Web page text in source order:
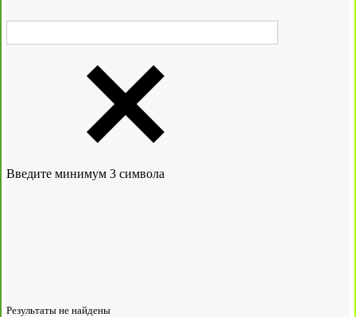
Введите минимум 3 символа
Результаты не найдены